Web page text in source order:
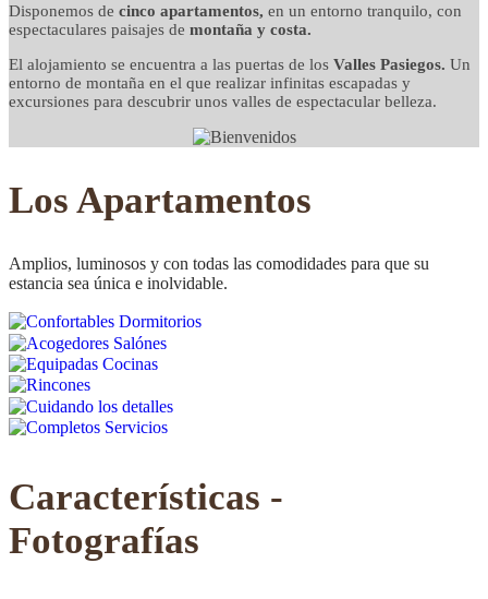
CONFORTABLE
ambientes cálidos y
relajados
Disponemos de cinco apartamentos, en un entorno tranquilo, con
espectaculares paisajes de montaña y costa.
El alojamiento se encuentra a las puertas de los Valles Pasiegos. Un
entorno de montaña en el que realizar infinitas escapadas y
excursiones para descubrir unos valles de espectacular belleza.
Los Apartamentos
Amplios, luminosos y con todas las comodidades para que su
estancia sea única e inolvidable.
Características -
Fotografías